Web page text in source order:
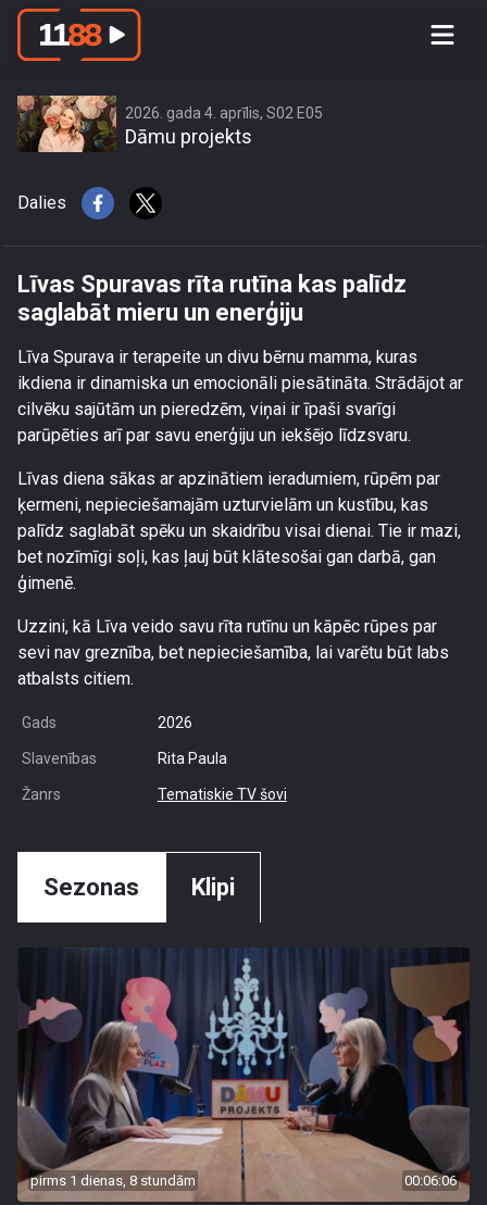
Līvas Spuravas rīta rutīna kas palīdz
2026. gada 4. aprīlis, S02 E05
Dāmu projekts
Dalies
Līvas Spuravas rīta rutīna kas palīdz
saglabāt mieru un enerģiju
Līva Spurava ir terapeite un divu bērnu mamma, kuras
ikdiena ir dinamiska un emocionāli piesātināta. Strādājot ar
cilvēku sajūtām un pieredzēm, viņai ir īpaši svarīgi
parūpēties arī par savu enerģiju un iekšējo līdzsvaru.
Līvas diena sākas ar apzinātiem ieradumiem, rūpēm par
ķermeni, nepieciešamajām uzturvielām un kustību, kas
palīdz saglabāt spēku un skaidrību visai dienai. Tie ir mazi,
bet nozīmīgi soļi, kas ļauj būt klātesošai gan darbā, gan
ģimenē.
Uzzini, kā Līva veido savu rīta rutīnu un kāpēc rūpes par
sevi nav greznība, bet nepieciešamība, lai varētu būt labs
atbalsts citiem.
Gads 2026
Slavenības Rita Paula
Žanrs Tematiskie TV šovi
Sezonas Klipi
pirms 1 dienas, 8 stundām 00:06:06